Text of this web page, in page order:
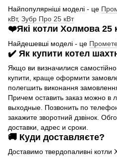
Найпопулярніші моделі - це
кВт, Зубр Про 25 кВт
❤️Які котли Холмова 25
Найдешевші моделі - це
✔️ Як купити котел
Якщо ви визначилися
купити, краще оформити
полегшить виконання
Причем оставить заказ можно в
выходные. Позвонить по
закажите зворотний дзвінок.
доставки, адрес и сроки.
🚚 Куди доставляєте?
Доставимо твердопаливні котли